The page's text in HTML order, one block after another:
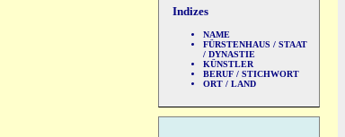
Indizes
NAME
FÜRSTENHAUS / STAAT
/ DYNASTIE
KÜNSTLER
BERUF / STICHWORT
ORT / LAND